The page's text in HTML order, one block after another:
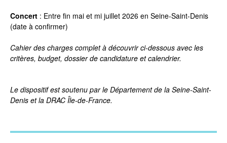
Concert : Entre fin mai et mi juillet 2026 en Seine-Saint-Denis
(date à confirmer)
Cahier des charges complet à découvrir ci-dessous avec les
critères, budget, dossier de candidature et calendrier.
Le dispositif est soutenu par le Département de la Seine-Saint-
Denis et la DRAC Île-de-France.